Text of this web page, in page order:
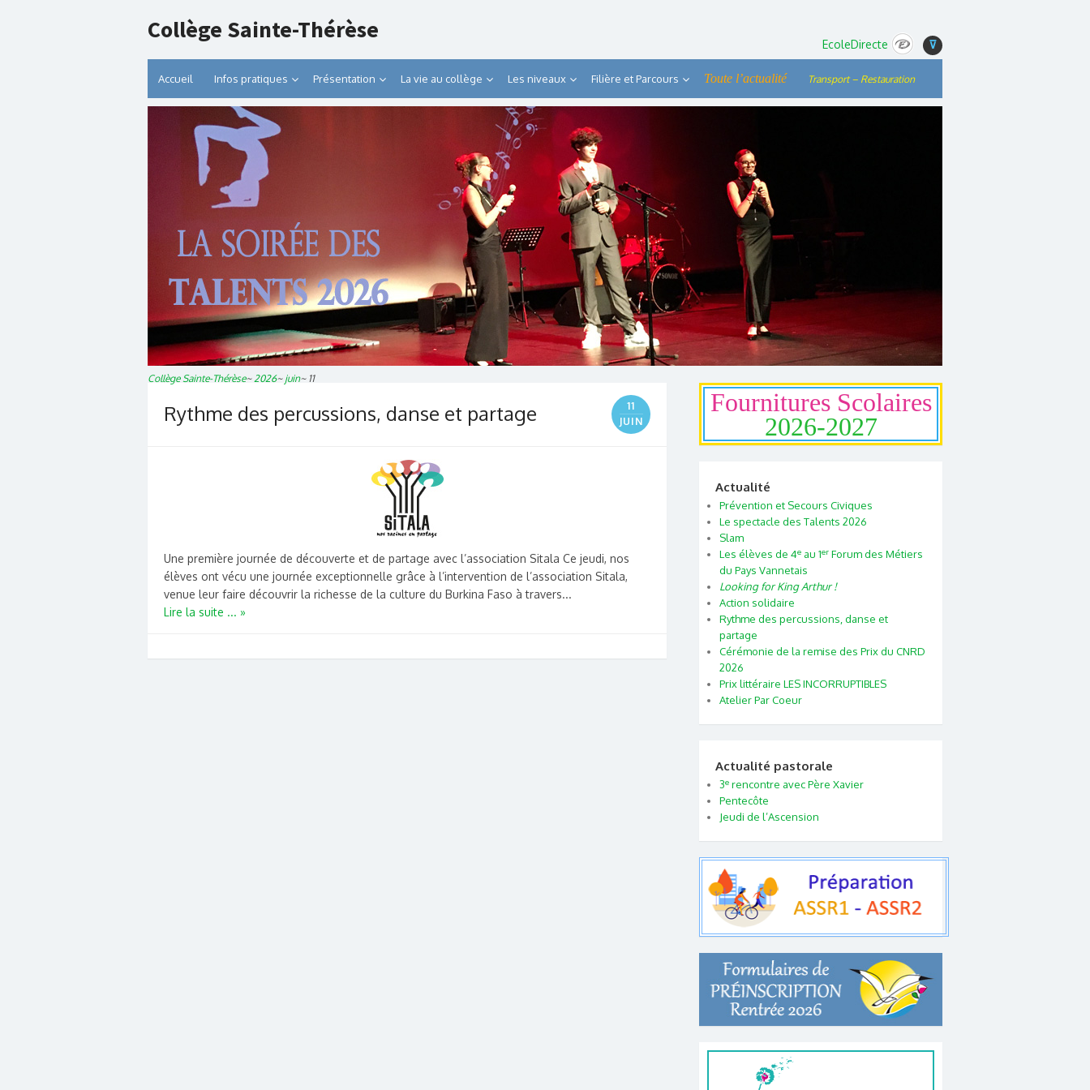
Collège Sainte-Thérèse
EcoleDirecte ⊽
Accueil Infos pratiques Présentation La vie au collège Les niveaux Filière et Parcours Toute l’actualité Transport – Restauration
Collège Sainte-Thérèse~2026~ juin~ 11
Rythme des percussions, danse et partage
11
JUIN
Une première journée de découverte et de partage avec l’association Sitala Ce jeudi, nos
élèves ont vécu une journée exceptionnelle grâce à l’intervention de l’association Sitala,
venue leur faire découvrir la richesse de la culture du Burkina Faso à travers...
Lire la suite ... »
Fournitures Scolaires
2026-2027
Actualité
Prévention et Secours Civiques
Le spectacle des Talents 2026
Slam
Les élèves de 4e au 1er Forum des Métiers
du Pays Vannetais
Looking for King Arthur !
Action solidaire
Rythme des percussions, danse et
partage
Cérémonie de la remise des Prix du CNRD
2026
Prix littéraire LES INCORRUPTIBLES
Atelier Par Coeur
Actualité pastorale
3e rencontre avec Père Xavier
Pentecôte
Jeudi de l’Ascension